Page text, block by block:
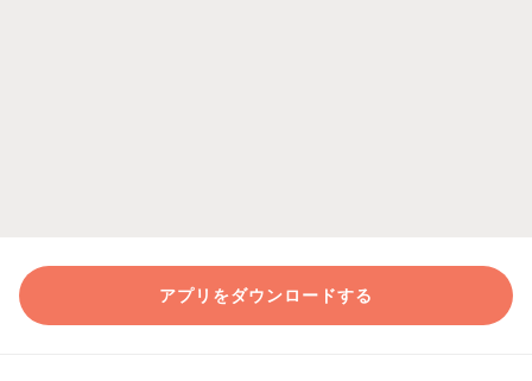
アプリをダウンロードする